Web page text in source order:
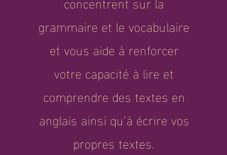
grammaire et le vocabulaire
et vous aide à renforcer
votre capacité à lire et
comprendre des textes en
anglais ainsi qu’à écrire vos
propres textes.